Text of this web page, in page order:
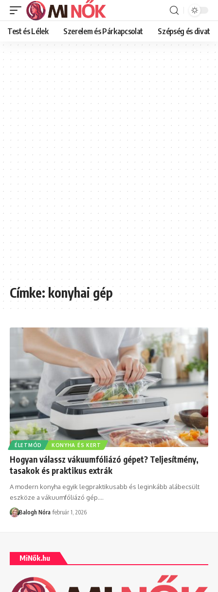
Test és Lélek Szerelem és Párkapcsolat Szépség és divat
Címke:konyhai gép
ÉLETMÓD KONYHA ÉS KERT
Hogyan válassz vákuumfóliázó gépet? Teljesítmény,
tasakok és praktikus extrák
A modern konyha egyik legpraktikusabb és leginkább alábecsült
eszköze a vákuumfóliázó gép.…
Balogh Nóra február 1, 2026
MiNők.hu